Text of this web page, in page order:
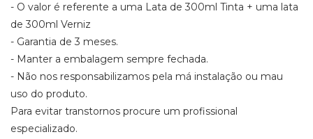
- O valor é referente a uma Lata de 300ml Tinta + uma lata
de 300ml Verniz
- Garantia de 3 meses.
- Manter a embalagem sempre fechada.
- Não nos responsabilizamos pela má instalação ou mau
uso do produto.
Para evitar transtornos procure um profissional
especializado.